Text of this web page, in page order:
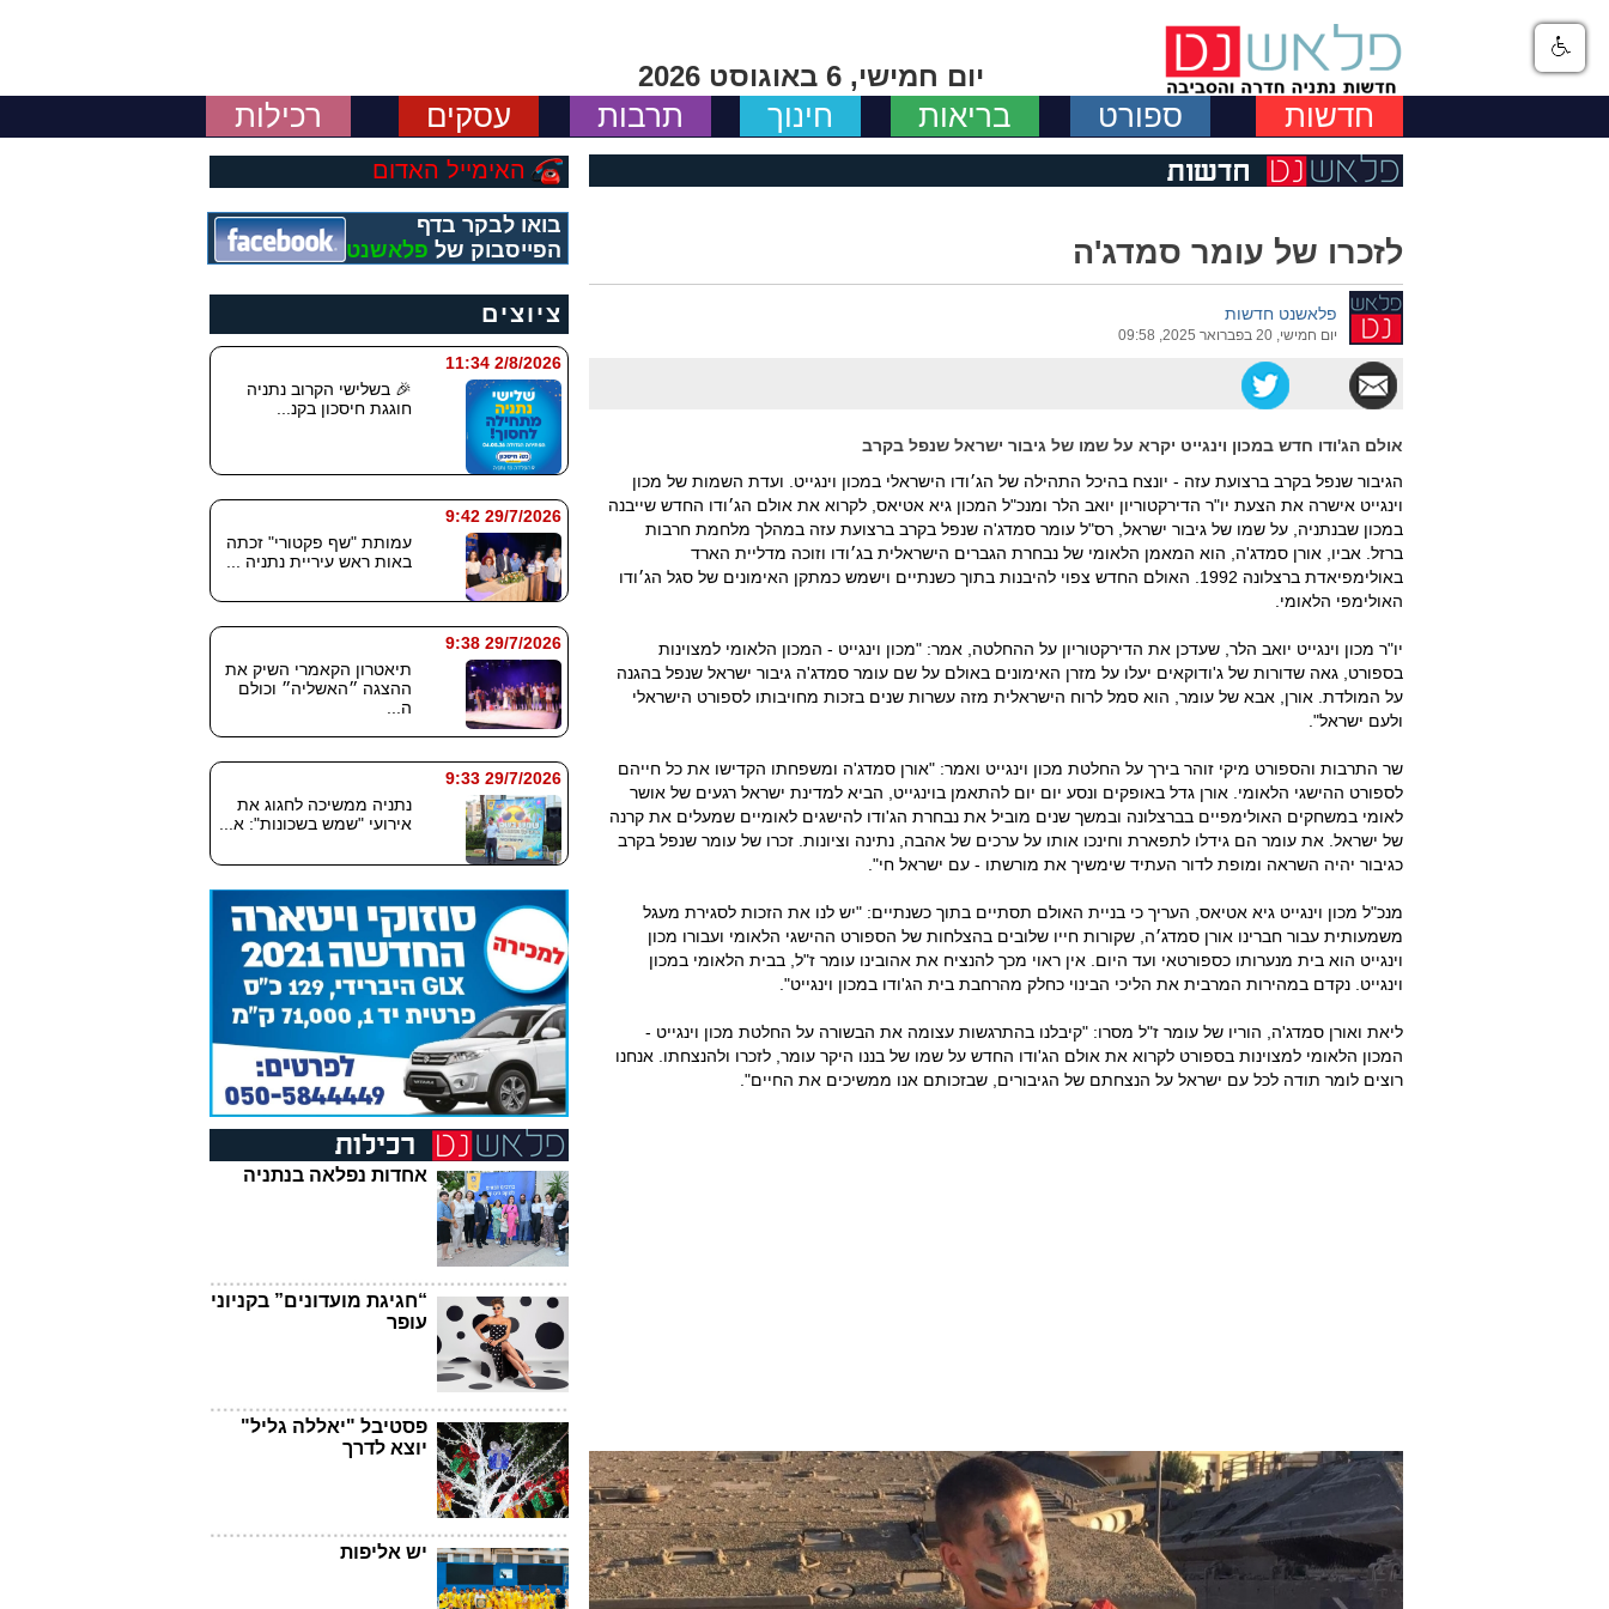
יום חמישי, 6 באוגוסט 2026
חדשות ספורט בריאות חינוך תרבות עסקים רכילות
לזכרו של עומר סמדג'ה
פלאשנט חדשות
יום חמישי, 20 בפברואר 2025, 09:58
אולם הג'ודו חדש במכון וינגייט יקרא על שמו של גיבור ישראל שנפל בקרב
הגיבור שנפל בקרב ברצועת עזה - יונצח בהיכל התהילה של הג׳ודו הישראלי במכון וינגייט. ועדת השמות של מכון
וינגייט אישרה את הצעת יו"ר הדירקטוריון יואב הלר ומנכ"ל המכון גיא אטיאס, לקרוא את אולם הג׳ודו החדש שייבנה
במכון שבנתניה, על שמו של גיבור ישראל, רס"ל עומר סמדג'ה שנפל בקרב ברצועת עזה במהלך מלחמת חרבות
ברזל. אביו, אורן סמדג'ה, הוא המאמן הלאומי של נבחרת הגברים הישראלית בג׳ודו וזוכה מדליית הארד
באולימפיאדת ברצלונה 1992. האולם החדש צפוי להיבנות בתוך כשנתיים וישמש כמתקן האימונים של סגל הג׳ודו
האולימפי הלאומי.
יו"ר מכון וינגייט יואב הלר, שעדכן את הדירקטוריון על ההחלטה, אמר: "מכון וינגייט - המכון הלאומי למצוינות
בספורט, גאה שדורות של ג'ודוקאים יעלו על מזרן האימונים באולם על שם עומר סמדג'ה גיבור ישראל שנפל בהגנה
על המולדת. אורן, אבא של עומר, הוא סמל לרוח הישראלית מזה עשרות שנים בזכות מחויבותו לספורט הישראלי
ולעם ישראל".
שר התרבות והספורט מיקי זוהר בירך על החלטת מכון וינגייט ואמר: "אורן סמדג'ה ומשפחתו הקדישו את כל חייהם
לספורט ההישגי הלאומי. אורן גדל באופקים ונסע יום יום להתאמן בוינגייט, הביא למדינת ישראל רגעים של אושר
לאומי במשחקים האולימפיים בברצלונה ובמשך שנים מוביל את נבחרת הג'ודו להישגים לאומיים שמעלים את קרנה
של ישראל. את עומר הם גידלו לתפארת וחינכו אותו על ערכים של אהבה, נתינה וציונות. זכרו של עומר שנפל בקרב
כגיבור יהיה השראה ומופת לדור העתיד שימשיך את מורשתו - עם ישראל חי".
מנכ"ל מכון וינגייט גיא אטיאס, העריך כי בניית האולם תסתיים בתוך כשנתיים: "יש לנו את הזכות לסגירת מעגל
משמעותית עבור חברינו אורן סמדג׳ה, שקורות חייו שלובים בהצלחות של הספורט ההישגי הלאומי ועבורו מכון
וינגייט הוא בית מנערותו כספורטאי ועד היום. אין ראוי מכך להנציח את אהובינו עומר ז"ל, בבית הלאומי במכון
וינגייט. נקדם במהירות המרבית את הליכי הבינוי כחלק מהרחבת בית הג'ודו במכון וינגייט".
ליאת ואורן סמדג'ה, הוריו של עומר ז"ל מסרו: "קיבלנו בהתרגשות עצומה את הבשורה על החלטת מכון וינגייט -
המכון הלאומי למצוינות בספורט לקרוא את אולם הג'ודו החדש על שמו של בננו היקר עומר, לזכרו ולהנצחתו. אנחנו
רוצים לומר תודה לכל עם ישראל על הנצחתם של הגיבורים, שבזכותם אנו ממשיכים את החיים".
האימייל האדום
בואו לבקר בדף
הפייסבוק של פלאשנט
ציוצים
2/8/2026 11:34
🎉 בשלישי הקרוב נתניה
חוגגת חיסכון בקנ...
29/7/2026 9:42
עמותת "שף פקטורי" זכתה
באות ראש עיריית נתניה ...
29/7/2026 9:38
תיאטרון הקאמרי השיק את
ההצגה ״האשליה״ וכולם
ה...
29/7/2026 9:33
נתניה ממשיכה לחגוג את
אירועי "שמש בשכונות": א...
אחדות נפלאה בנתניה
“חגיגת מועדונים” בקניוני
עופר
פסטיבל "יאללה גליל"
יוצא לדרך
יש אליפות